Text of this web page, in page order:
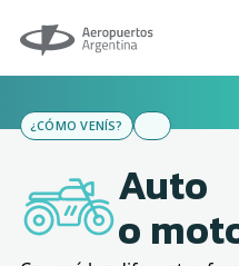
Aeropuertos Argentina
¿CÓMO VENÍS?
Auto
o